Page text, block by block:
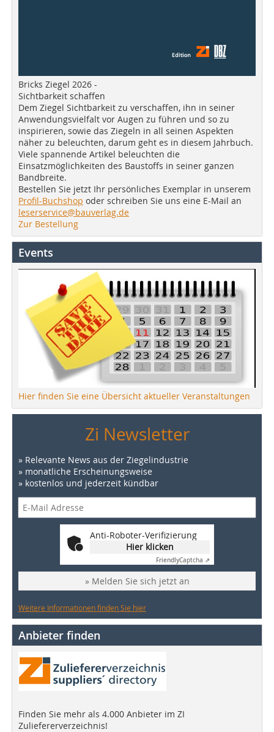
Bricks Ziegel 2026 -
Sichtbarkeit schaffen
Dem Ziegel Sichtbarkeit zu verschaffen, ihn in seiner
Anwendungsvielfalt vor Augen zu führen und so zu
inspirieren, sowie das Ziegeln in all seinen Aspekten
näher zu beleuchten, darum geht es in diesem Jahrbuch.
Viele spannende Artikel beleuchten die
Einsatzmöglichkeiten des Baustoffs in seiner ganzen
Bandbreite.
Bestellen Sie jetzt Ihr persönliches Exemplar in unserem
Profil-Buchshop oder schreiben Sie uns eine E-Mail an
leserservice@bauverlag.de
Zur Bestellung
Events
Hier finden Sie eine Übersicht aktueller Veranstaltungen
Zi Newsletter
» Relevante News aus der Ziegelindustrie
» monatliche Erscheinungsweise
» kostenlos und jederzeit kündbar
Anti-Roboter-Verifizierung
Hier klicken
FriendlyCaptcha ⇗
» Melden Sie sich jetzt an
Weitere Informationen finden Sie hier
Anbieter finden
Finden Sie mehr als 4.000 Anbieter im ZI
Zuliefererverzeichnis!